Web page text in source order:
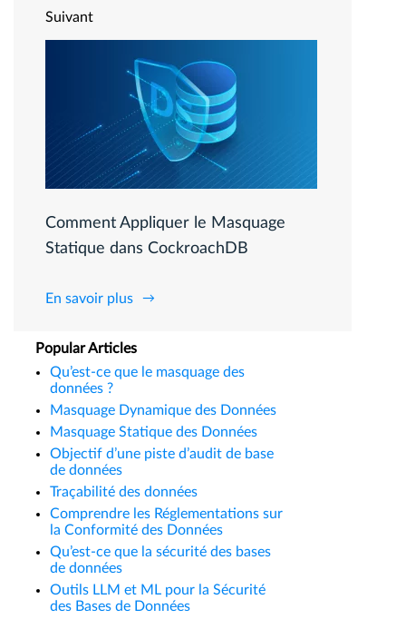
Suivant
Comment Appliquer le Masquage
Statique dans CockroachDB
En savoir plus
Popular Articles
Qu’est-ce que le masquage des
données ?
Masquage Dynamique des Données
Masquage Statique des Données
Objectif d’une piste d’audit de base
de données
Traçabilité des données
Comprendre les Réglementations sur
la Conformité des Données
Qu’est-ce que la sécurité des bases
de données
Outils LLM et ML pour la Sécurité
des Bases de Données